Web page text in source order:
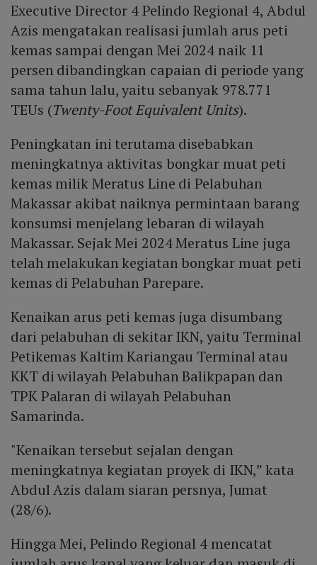
Executive Director 4 Pelindo Regional 4, Abdul
Azis mengatakan realisasi jumlah arus peti
kemas sampai dengan Mei 2024 naik 11
persen dibandingkan capaian di periode yang
sama tahun lalu, yaitu sebanyak 978.771
TEUs (Twenty-Foot Equivalent Units).
Peningkatan ini terutama disebabkan
meningkatnya aktivitas bongkar muat peti
kemas milik Meratus Line di Pelabuhan
Makassar akibat naiknya permintaan barang
konsumsi menjelang lebaran di wilayah
Makassar. Sejak Mei 2024 Meratus Line juga
telah melakukan kegiatan bongkar muat peti
kemas di Pelabuhan Parepare.
Kenaikan arus peti kemas juga disumbang
dari pelabuhan di sekitar IKN, yaitu Terminal
Petikemas Kaltim Kariangau Terminal atau
KKT di wilayah Pelabuhan Balikpapan dan
TPK Palaran di wilayah Pelabuhan
Samarinda.
"Kenaikan tersebut sejalan dengan
meningkatnya kegiatan proyek di IKN,” kata
Abdul Azis dalam siaran persnya, Jumat
(28/6).
Hingga Mei, Pelindo Regional 4 mencatat